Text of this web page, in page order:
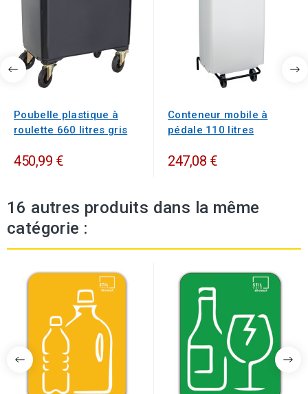
Poubelle plastique à
roulette 660 litres gris
450,99 €
Conteneur mobile à
pédale 110 litres
247,08 €
16 autres produits dans la même
catégorie :